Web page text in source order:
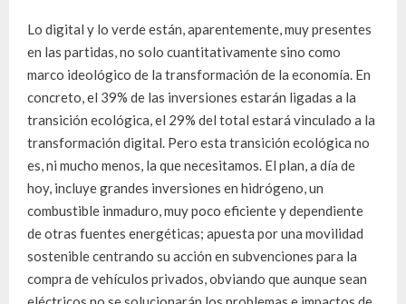
Lo digital y lo verde están, aparentemente, muy presentes
en las partidas, no solo cuantitativamente sino como
marco ideológico de la transformación de la economía. En
concreto, el 39% de las inversiones estarán ligadas a la
transición ecológica, el 29% del total estará vinculado a la
transformación digital. Pero esta transición ecológica no
es, ni mucho menos, la que necesitamos. El plan, a día de
hoy, incluye grandes inversiones en hidrógeno, un
combustible inmaduro, muy poco eficiente y dependiente
de otras fuentes energéticas; apuesta por una movilidad
sostenible centrando su acción en subvenciones para la
compra de vehículos privados, obviando que aunque sean